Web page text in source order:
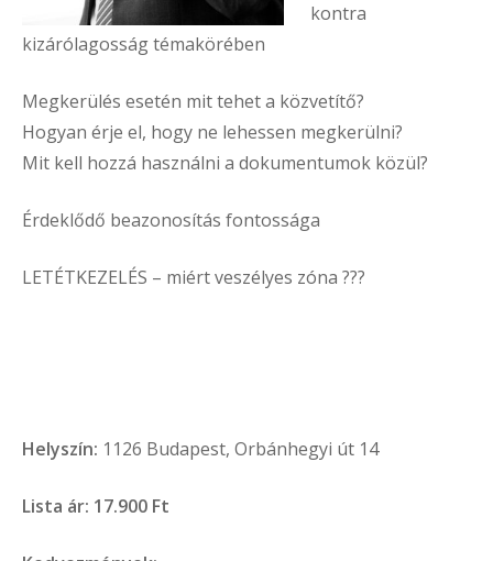
kontra
kizárólagosság témakörében
Megkerülés esetén mit tehet a közvetítő?
Hogyan érje el, hogy ne lehessen megkerülni?
Mit kell hozzá használni a dokumentumok közül?
Érdeklődő beazonosítás fontossága
LETÉTKEZELÉS – miért veszélyes zóna ???
Helyszín: 1126 Budapest, Orbánhegyi út 14
Lista ár: 17.900 Ft